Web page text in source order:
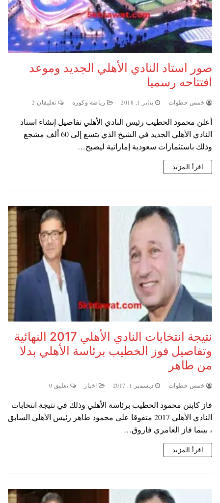
صور استاد النادي الأهلي الجديد وموعد
افتتاحه رسميا
خمس خطوات يناير 1, 2018 رياضة وكورة تعليقان 2
أعلن محمود الخطيب رئيس النادي الأهلي تفاصيل إنشاء استاد
النادي الأهلي الجديد في الشيخ الذي يتسع إلى 60 ألف مشجع
وذلك باستثمارات سعودية إماراتية ليصبح…
اقرأ المزيد
نتيجة انتخابات النادي الأهلي 2017 النهائية
وتفاصيل فوز الخطيب برئاسة الأهلي بدلا
من طاهر
خمس خطوات ديسمبر 1, 2017 اخبار تعليق 0
فاز كابتن محمود الخطيب برئاسة الأهلي وذلك في نتيجة انتخابات
النادي الأهلي 2017 متفوقا على محمود طاهر رئيس الأهلي السابق
، بينما فاز العامري فاروق…
اقرأ المزيد